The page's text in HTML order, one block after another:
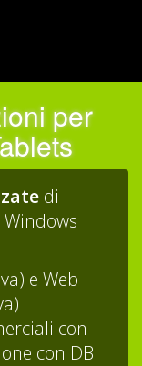
per
di
e Web
con
con DB